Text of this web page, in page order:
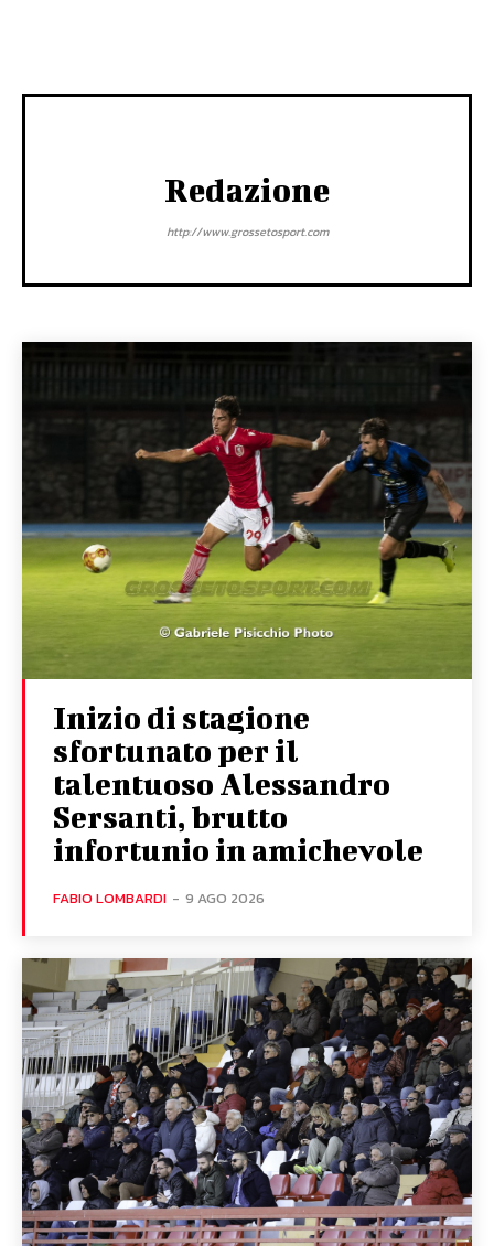
Redazione
http://www.grossetosport.com
Inizio di stagione
sfortunato per il
talentuoso Alessandro
Sersanti, brutto
infortunio in amichevole
FABIO LOMBARDI - 9 AGO 2026